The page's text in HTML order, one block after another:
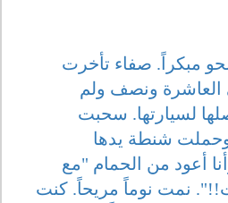
مبكراً. صفاء تأخرت
العاشرة ونصف ولم
لسيارتها. سحبت
وحملت شنطة يدها
أعود من الحمام "مع
نمت نوماً مريحاً. كنت